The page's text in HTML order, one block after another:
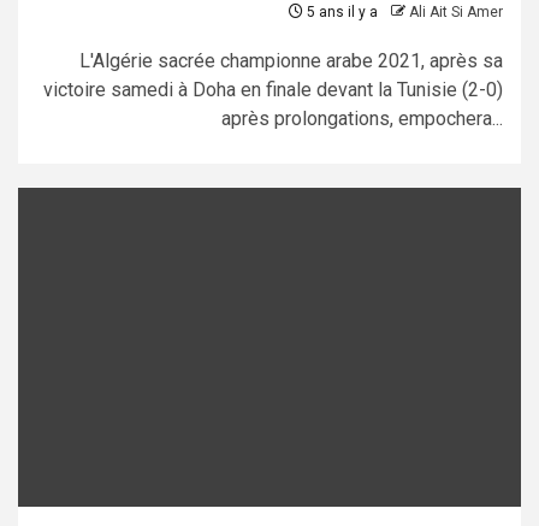
5 ans il y a Ali Ait Si Amer
L'Algérie sacrée championne arabe 2021, après sa
victoire samedi à Doha en finale devant la Tunisie (2-0)
après prolongations, empochera...